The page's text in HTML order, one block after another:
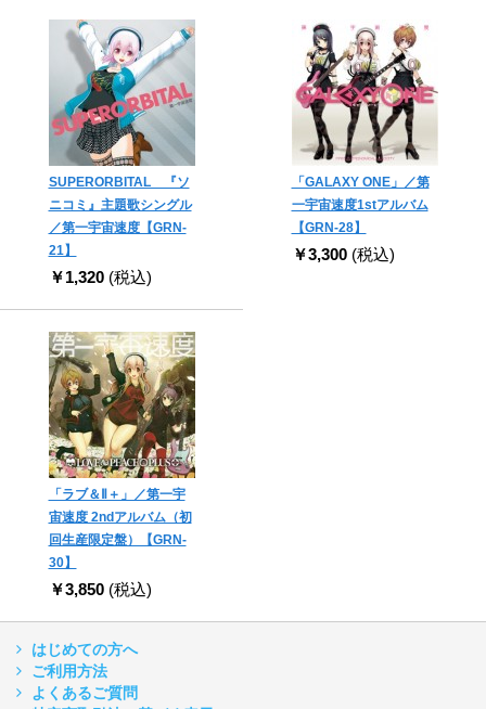
SUPERORBITAL 『ソ
ニコミ』主題歌シングル
／第一宇宙速度【GRN-
21】
￥1,320 (税込)
「GALAXY ONE」／第
一宇宙速度1stアルバム
【GRN-28】
￥3,300 (税込)
「ラブ＆Ⅱ＋」／第一宇
宙速度 2ndアルバム（初
回生産限定盤）【GRN-
30】
￥3,850 (税込)
はじめての方へ
ご利用方法
よくあるご質問